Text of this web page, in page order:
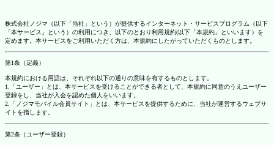
株式会社ノジマ（以下「当社」という）が提供するインターネット・サービスプログラム（以下
「本サービス」という）の利用につき、以下のとおり利用規約(以下「本規約」といいます）を
定めます。本サービスをご利用いただく方は、本規約にしたがっていただくものとします。
第1条（定義）
本規約における用語は、それぞれ以下の通りの意味を有するものとします。
1.「ユーザー」とは、本サービスを受けることができる者として、本規約に同意のうえユーザー
登録をし、当社が入会を認めた個人をいいます。
2.「ノジマモバイル会員サイト」とは、本サービスを提供するために、当社が運営するウェブサ
イトを指します。
第2条（ユーザー登録）